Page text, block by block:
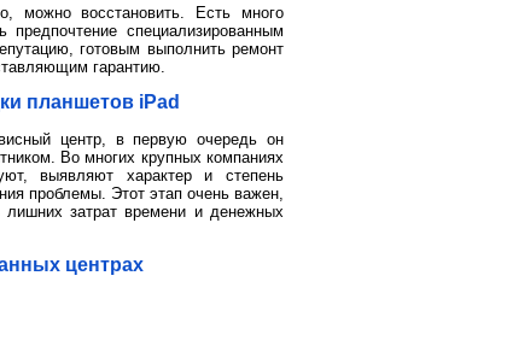
можно восстановить. Есть много
предпочтение специализированным
готовым выполнить ремонт
гарантию.
планшетов iPad
центр, в первую очередь он
Во многих крупных компаниях
выявляют характер и степень
проблемы. Этот этап очень важен,
лишних затрат времени и денежных
центрах